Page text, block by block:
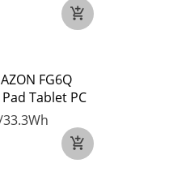
FG6Q
Tablet PC